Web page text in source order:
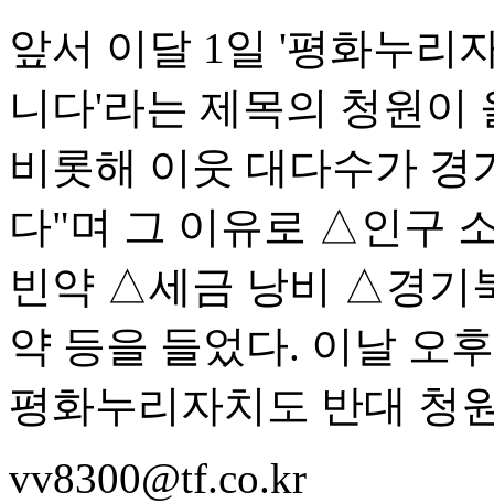
앞서 이달 1일 '평화누리
니다'라는 제목의 청원이
비롯해 이웃 대다수가 경
다"며 그 이유로 △인구
빈약 △세금 낭비 △경기
약 등을 들었다. 이날 오
평화누리자치도 반대 청
vv8300@tf.co.kr